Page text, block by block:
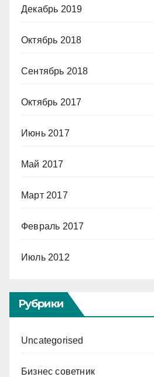
Декабрь 2019
Октябрь 2018
Сентябрь 2018
Октябрь 2017
Июнь 2017
Май 2017
Март 2017
Февраль 2017
Июль 2012
Рубрики
Uncategorised
Бизнес советник